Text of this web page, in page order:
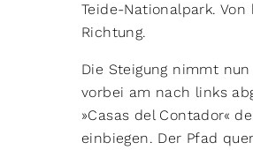
Teide-Nationalpark.
Richtung.
Die Steigung nimmt
vorbei am nach links
»Casas del Contador«
einbiegen. Der Pfad